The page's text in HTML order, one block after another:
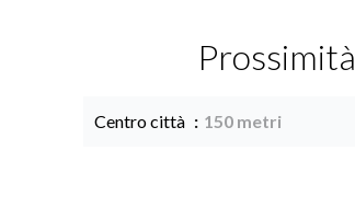
Prossimità
Centro città 150 metri